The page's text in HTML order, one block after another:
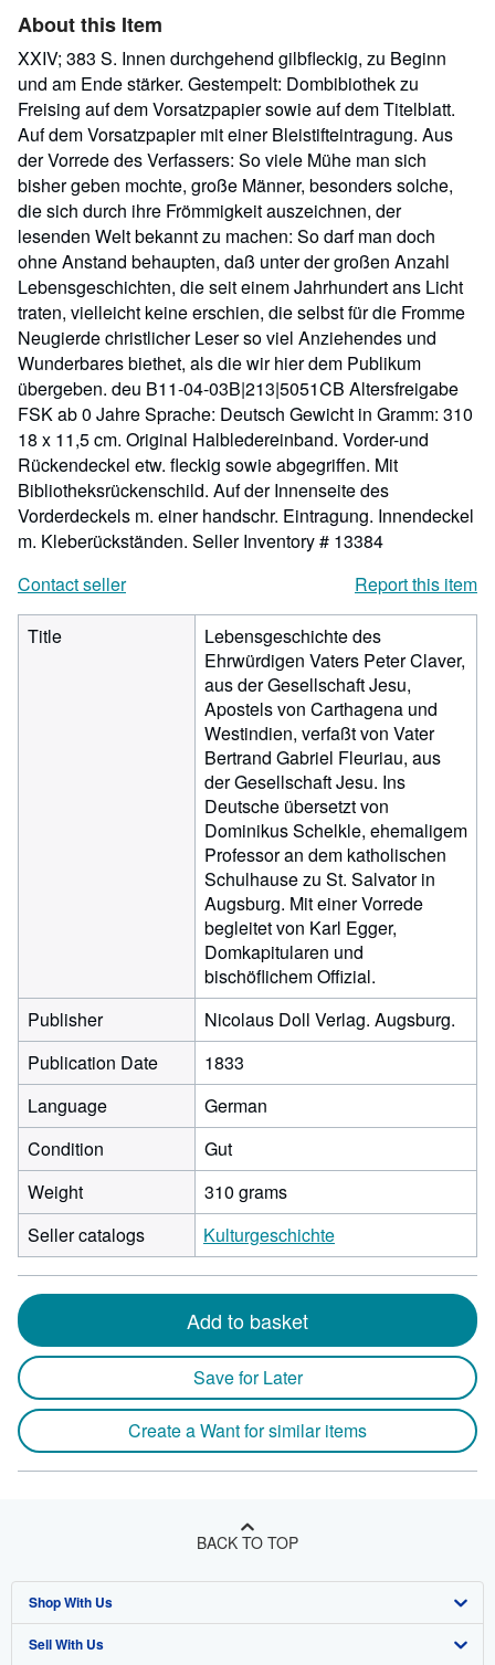
stars
About this Item
XXIV; 383 S. Innen durchgehend gilbfleckig, zu Beginn
und am Ende stärker. Gestempelt: Dombibiothek zu
Freising auf dem Vorsatzpapier sowie auf dem Titelblatt.
Auf dem Vorsatzpapier mit einer Bleistifteintragung. Aus
der Vorrede des Verfassers: So viele Mühe man sich
bisher geben mochte, große Männer, besonders solche,
die sich durch ihre Frömmigkeit auszeichnen, der
lesenden Welt bekannt zu machen: So darf man doch
ohne Anstand behaupten, daß unter der großen Anzahl
Lebensgeschichten, die seit einem Jahrhundert ans Licht
traten, vielleicht keine erschien, die selbst für die Fromme
Neugierde christlicher Leser so viel Anziehendes und
Wunderbares biethet, als die wir hier dem Publikum
übergeben. deu B11-04-03B|213|5051CB Altersfreigabe
FSK ab 0 Jahre Sprache: Deutsch Gewicht in Gramm: 310
18 x 11,5 cm. Original Halbledereinband. Vorder-und
Rückendeckel etw. fleckig sowie abgegriffen. Mit
Bibliotheksrückenschild. Auf der Innenseite des
Vorderdeckels m. einer handschr. Eintragung. Innendeckel
m. Kleberückständen. Seller Inventory # 13384
Contact seller
Report this item
Title
Lebensgeschichte des
Ehrwürdigen Vaters Peter Claver,
aus der Gesellschaft Jesu,
Apostels von Carthagena und
Westindien, verfaßt von Vater
Bertrand Gabriel Fleuriau, aus
der Gesellschaft Jesu. Ins
Deutsche übersetzt von
Dominikus Schelkle, ehemaligem
Professor an dem katholischen
Schulhause zu St. Salvator in
Augsburg. Mit einer Vorrede
begleitet von Karl Egger,
Domkapitularen und
bischöflichem Offizial.
Publisher
Nicolaus Doll Verlag. Augsburg.
Publication Date
1833
Language
German
Condition
Gut
Weight
310 grams
Seller catalogs
Kulturgeschichte
Add to basket
Save for Later
Create a Want for similar items
BACK TO TOP
Shop With Us
Advanced Search
Sell With Us